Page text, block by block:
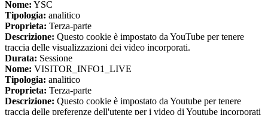
Nome: YSC
Tipologia: analitico
Proprieta: Terza-parte
Descrizione: Questo cookie è impostato da YouTube per tenere
traccia delle visualizzazioni dei video incorporati.
Durata: Sessione
Nome: VISITOR_INFO1_LIVE
Tipologia: analitico
Proprieta: Terza-parte
Descrizione: Questo cookie è impostato da Youtube per tenere
traccia delle preferenze dell'utente per i video di Youtube incorporati